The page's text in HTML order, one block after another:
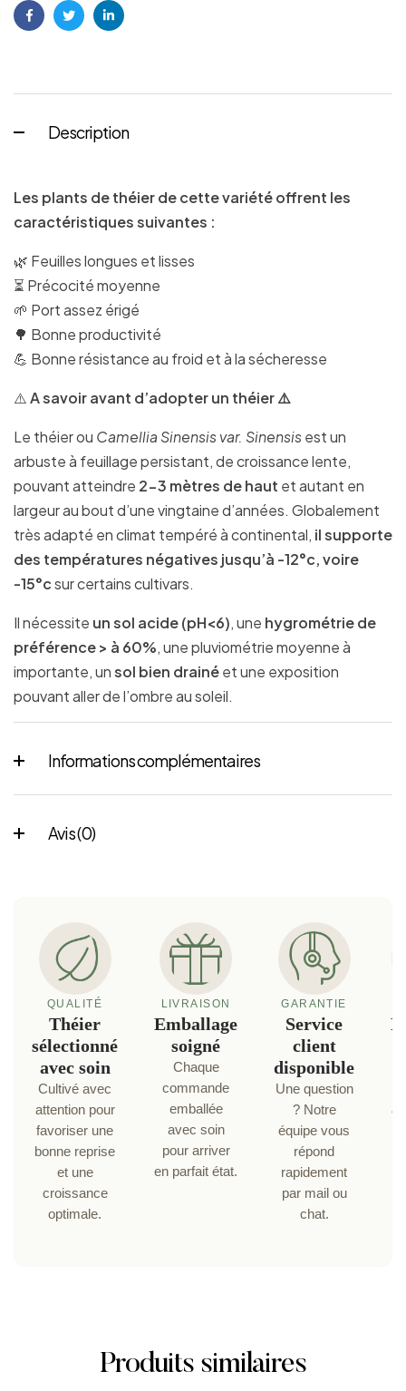
FacebookTwitterLinkedin
Description
Les plants de théier de cette variété offrent les
caractéristiques suivantes :
🌿 Feuilles longues et lisses
⏳ Précocité moyenne
🌱 Port assez érigé
🌳 Bonne productivité
💪 Bonne résistance au froid et à la sécheresse
⚠️A savoir avant d’adopter un théier ⚠️
Le théier ou Camellia Sinensis var. Sinensis est un
arbuste à feuillage persistant, de croissance lente,
pouvant atteindre 2-3 mètres de haut et autant en
largeur au bout d’une vingtaine d’années. Globalement
très adapté en climat tempéré à continental, il supporte
des températures négatives jusqu’à -12°c, voire
-15°csur certains cultivars.
Il nécessite un sol acide (pH<6), une hygrométrie de
préférence > à 60%, une pluviométrie moyenne à
importante, unsol bien drainéet une exposition
pouvant aller de l’ombre au soleil.
Informations complémentaires
Avis (0)
QUALITÉ
Théier
sélectionné
avec soin
Cultivé avec
attention pour
favoriser une
bonne reprise
et une
croissance
optimale.
LIVRAISON
Emballage
soigné
Chaque
commande
emballée
avec soin
pour arriver
en parfait état.
GARANTIE
Service
client
disponible
Une question
? Notre
équipe vous
répond
rapidement
par mail ou
chat.
&
Produits similaires